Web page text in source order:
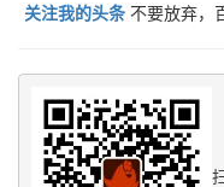
关注我的头条 不要放弃，